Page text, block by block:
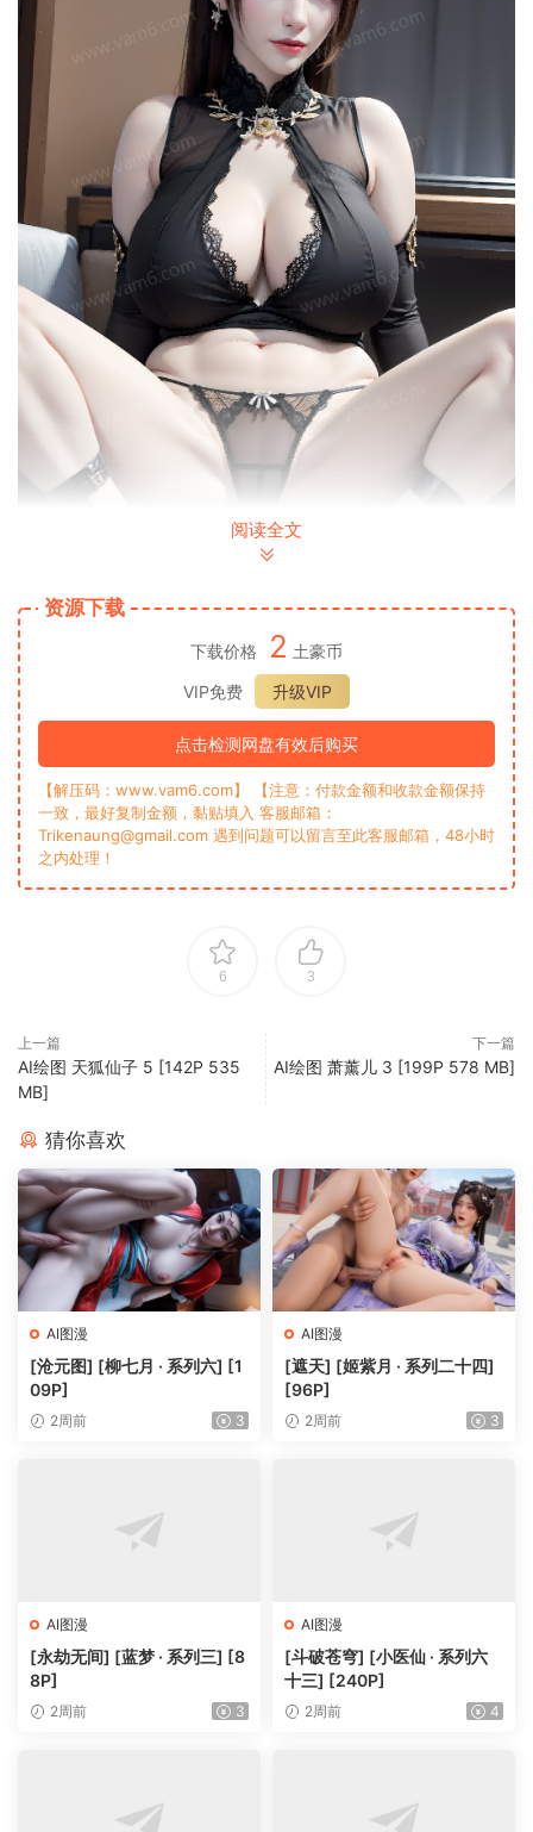
阅读全文
资源下载
下载价格 2 土豪币
VIP免费
升级VIP
点击检测网盘有效后购买
【解压码：www.vam6.com】 【注意：付款金额和收款金额保持
一致，最好复制金额，黏贴填入 客服邮箱：
Trikenaung@gmail.com 遇到问题可以留言至此客服邮箱，48小时
之内处理！
6 3
上一篇
AI绘图 天狐仙子 5 [142P 535
MB]
下一篇
AI绘图 萧薰儿 3 [199P 578 MB]
猜你喜欢
AI图漫
[沧元图] [柳七月 · 系列六] [1
09P]
2周前 3
AI图漫
[遮天] [姬紫月 · 系列二十四]
[96P]
2周前 3
AI图漫
[永劫无间] [蓝梦 · 系列三] [8
8P]
2周前 3
AI图漫
[斗破苍穹] [小医仙 · 系列六
十三] [240P]
2周前 4